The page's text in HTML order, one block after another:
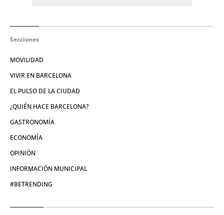
Secciones
MOVILIDAD
VIVIR EN BARCELONA
EL PULSO DE LA CIUDAD
¿QUIÉN HACE BARCELONA?
GASTRONOMÍA
ECONOMÍA
OPINIÓN
INFORMACIÓN MUNICIPAL
#BETRENDING